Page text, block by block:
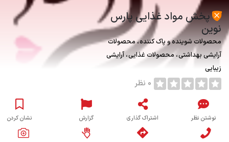
پخش مواد غذایی پارس
نوین
محصولات شوینده و پاک کننده محصولات
آرایشی بهداشتی محصولات غذایی آرایشی
زیبایی
0 نظر
نوشتن نظر اشتراک گذاری گزارش نشان کردن